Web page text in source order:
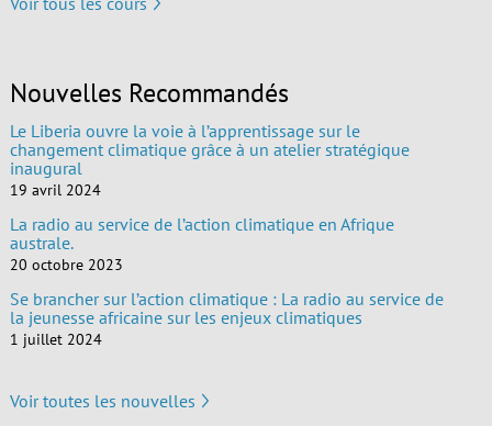
Nouvelles Recommandés
Le Liberia ouvre la voie à l’apprentissage sur le
changement climatique grâce à un atelier stratégique
inaugural
19 avril 2024
La radio au service de l’action climatique en Afrique
australe.
20 octobre 2023
Se brancher sur l’action climatique : La radio au service de
la jeunesse africaine sur les enjeux climatiques
1 juillet 2024
Voir toutes les nouvelles